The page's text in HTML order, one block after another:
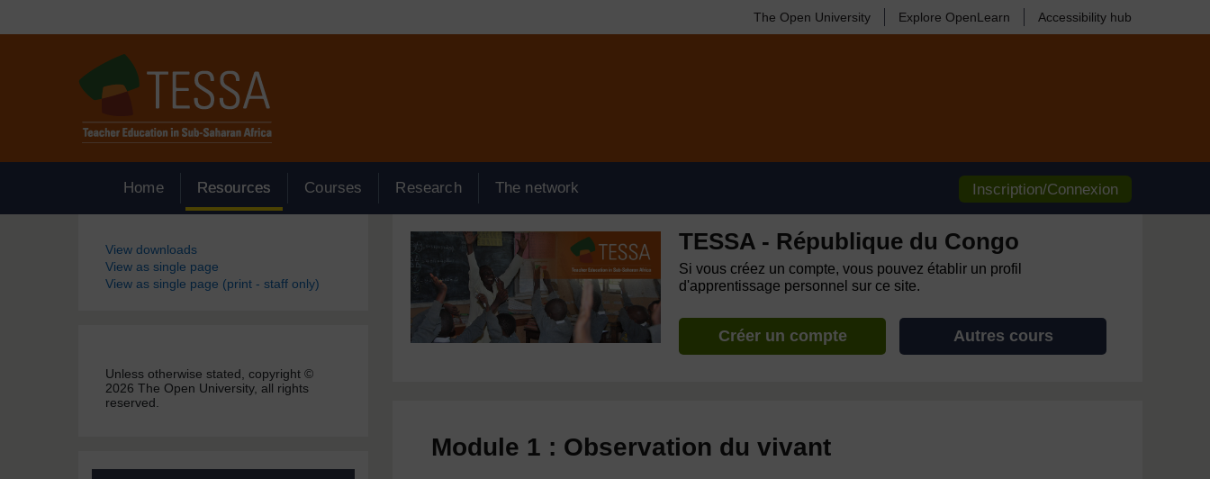
The Open University Explore OpenLearn Accessibility hub
Home Resources Courses Research The network Inscription/Connexion
Blocs
View downloads
View as single page
View as single page (print - staff only)
Unless otherwise stated, copyright ©
2026 The Open University, all rights
reserved.
TESSA - République du Congo
Si vous créez un compte, vous pouvez établir un profil
d'apprentissage personnel sur ce site.
Créer un compte Autres cours
Module 1 : Observation du vivant